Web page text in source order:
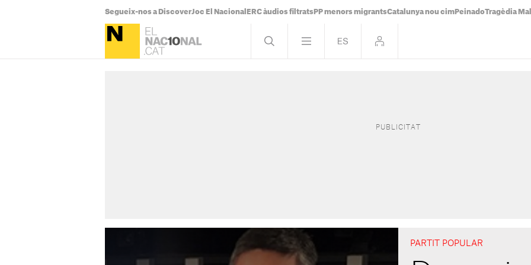
Segueix-nos a DiscoverJoc El Nacional ERC àudios filtrats PP menors migrantsCatalunya nou cim PeinadoTragèdia
PARTIT POPULAR